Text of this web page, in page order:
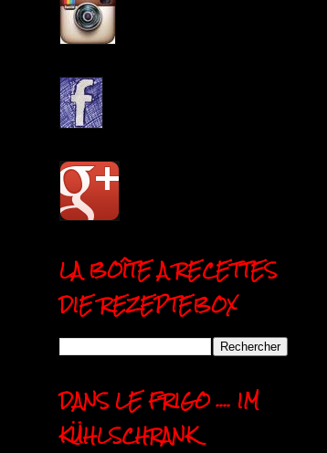
LA BOÎTE A RECETTES
DIE REZEPTEBOX
DANS LE FRIGO .... IM
KÜHLSCHRANK